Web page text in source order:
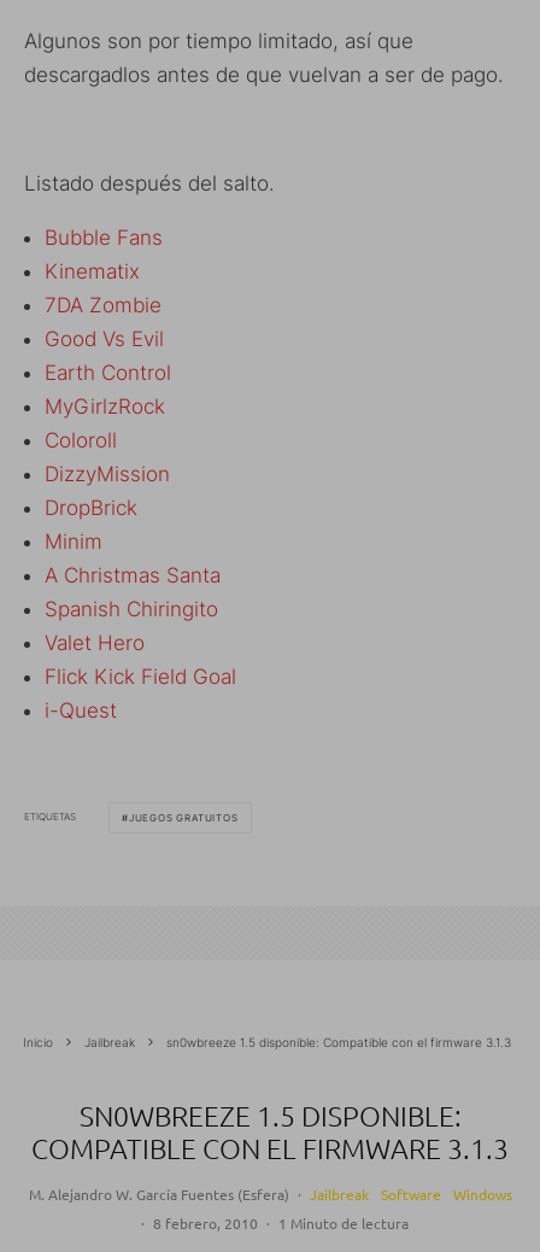
Algunos son por tiempo limitado, así que
descargadlos antes de que vuelvan a ser de pago.
Listado después del salto.
Bubble Fans
Kinematix
7DA Zombie
Good Vs Evil
Earth Control
MyGirlzRock
Coloroll
DizzyMission
DropBrick
Minim
A Christmas Santa
Spanish Chiringito
Valet Hero
Flick Kick Field Goal
i-Quest
ETIQUETAS JUEGOS GRATUITOS
Inicio Jailbreak sn0wbreeze 1.5 disponible: Compatible con el firmware 3.1.3
SN0WBREEZE 1.5 DISPONIBLE:
COMPATIBLE CON EL FIRMWARE 3.1.3
M. Alejandro W. García Fuentes (Esfera) · Jailbreak Software
Windows
· 8 febrero, 2010 · 1 Minuto de lectura